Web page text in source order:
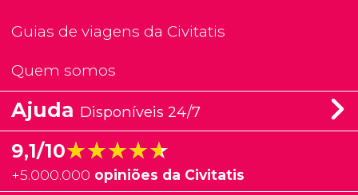
Guias de viagens da Civitatis
Quem somos
Ajuda Disponíveis 24/7
9,1/10★★★★★
★★★★★
+5.000.000 opiniões da Civitatis